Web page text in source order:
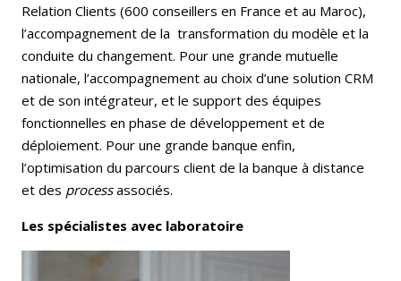
Relation Clients (600 conseillers en France et au Maroc),
l’accompagnement de la transformation du modèle et la
conduite du changement. Pour une grande mutuelle
nationale, l’accompagnement au choix d’une solution CRM
et de son intégrateur, et le support des équipes
fonctionnelles en phase de développement et de
déploiement. Pour une grande banque enfin,
l’optimisation du parcours client de la banque à distance
et des processassociés.
Les spécialistes avec laboratoire